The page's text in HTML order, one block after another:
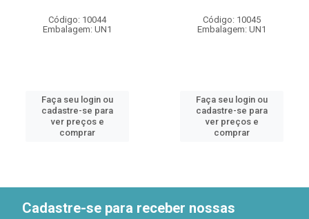
Código: 10044
Embalagem: UN1
Faça seu login ou
cadastre-se para
ver preços e
comprar
Código: 10045
Embalagem: UN1
Faça seu login ou
cadastre-se para
ver preços e
comprar
Cadastre-se para receber nossas